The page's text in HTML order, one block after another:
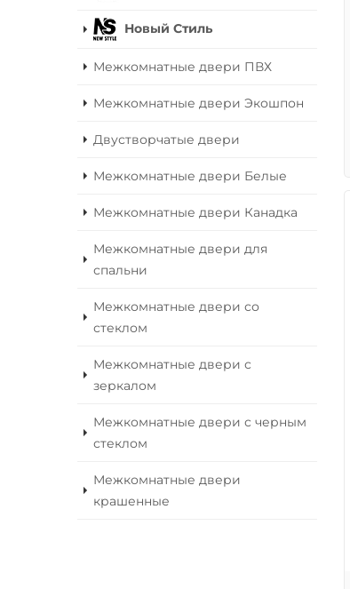
Новый Стиль
Межкомнатные двери ПВХ
Межкомнатные двери Экошпон
Двустворчатые двери
Межкомнатные двери Белые
Межкомнатные двери Канадка
Межкомнатные двери для
спальни
Межкомнатные двери со
стеклом
Межкомнатные двери с
зеркалом
Межкомнатные двери с черным
стеклом
Межкомнатные двери
крашенные